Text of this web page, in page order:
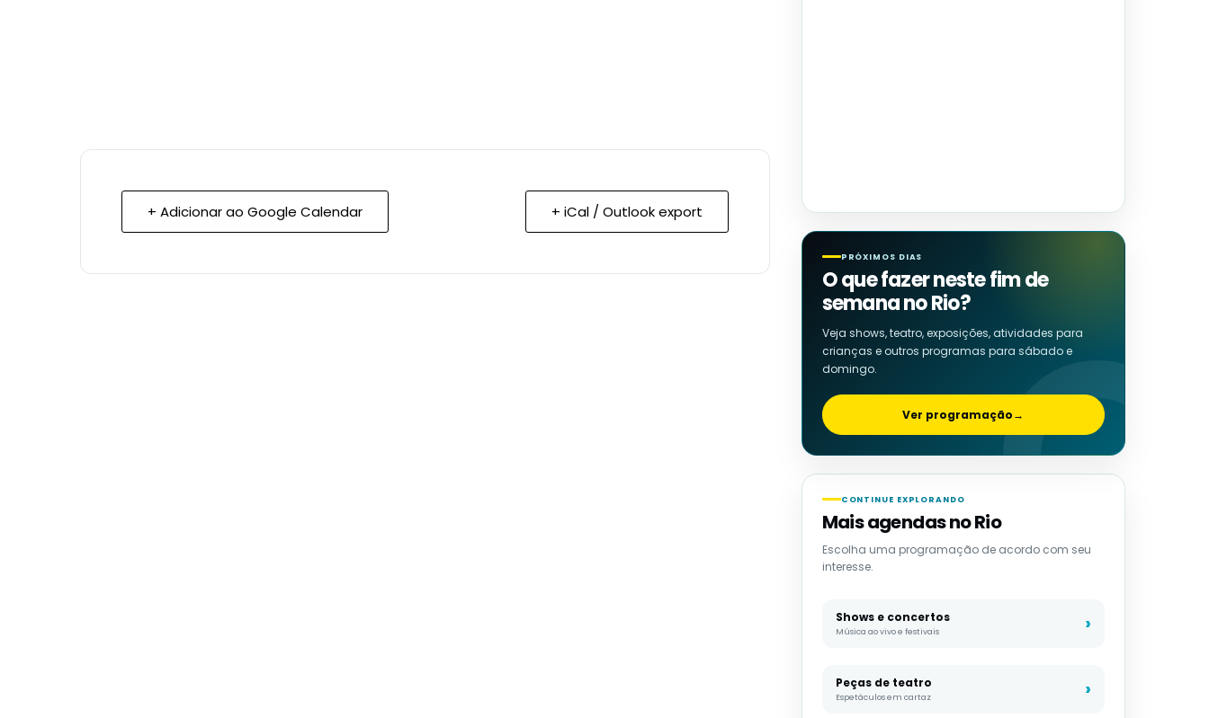
+ Adicionar ao Google Calendar + iCal / Outlook export
PRÓXIMOS DIAS
O que fazer neste fim de
semana no Rio?
Veja shows, teatro, exposições, atividades para
crianças e outros programas para sábado e
domingo.
Ver programação→
CONTINUE EXPLORANDO
Mais agendas no Rio
Escolha uma programação de acordo com seu
interesse.
Shows e concertos
Música ao vivo e festivais
Peças de teatro
Espetáculos em cartaz